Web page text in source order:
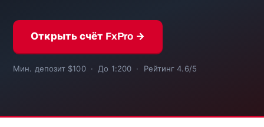
Открыть счёт FxPro →
Мин. депозит $100 · До 1:200 · Рейтинг 4.6/5